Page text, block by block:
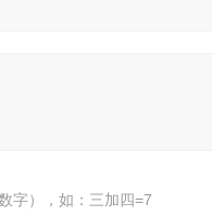
字），如：三加四=7